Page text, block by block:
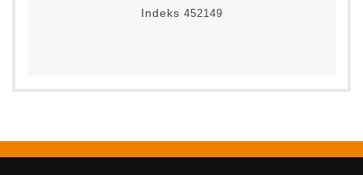
Indeks 452149